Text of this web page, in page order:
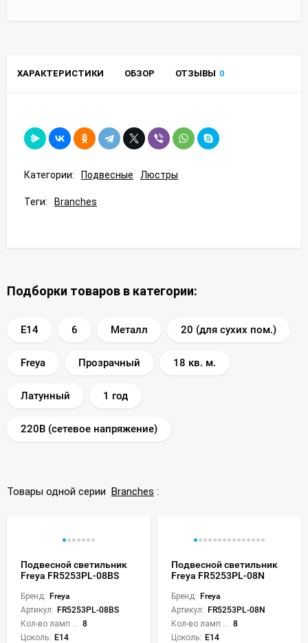
ХАРАКТЕРИСТИКИ ОБЗОР ОТЗЫВЫ 0
Категории: Подвесные Люстры
Теги: Branches
Подборки товаров в категории:
E14 6 Металл 20 (для сухих пом.)
Freya Прозрачный 18 кв. м.
Латунный 1 год
220В (сетевое напряжение)
Товары одной серии Branches :
Подвесной светильник
Freya FR5253PL-08BS
Бренд: Freya
Артикул: FR5253PL-08BS
8
Цоколь: E14
Подвесной светильник
Freya FR5253PL-08N
Бренд: Freya
Артикул: FR5253PL-08N
8
Цоколь: E14